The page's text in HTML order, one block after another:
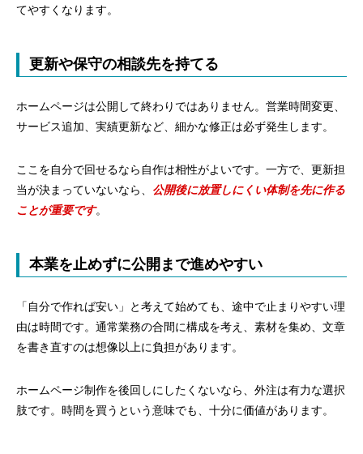
てやすくなります。
更新や保守の相談先を持てる
ホームページは公開して終わりではありません。営業時間変更、
サービス追加、実績更新など、細かな修正は必ず発生します。
ここを自分で回せるなら自作は相性がよいです。一方で、更新担
当が決まっていないなら、 公開後に放置しにくい体制を先に作る
ことが重要です。
本業を止めずに公開まで進めやすい
「自分で作れば安い」と考えて始めても、途中で止まりやすい理
由は時間です。通常業務の合間に構成を考え、素材を集め、文章
を書き直すのは想像以上に負担があります。
ホームページ制作を後回しにしたくないなら、外注は有力な選択
肢です。時間を買うという意味でも、十分に価値があります。
自作は始めやすいが学習と制作時間がかかる
外注のメリットは見た目より運用のしやすさに出る
更新や保守の相談先を持てる
本業を止めずに公開まで進めやすい
自作が向くのは小規模で自分で回せる場合
外注が向くのは信頼性と導線が必要な場合
迷ったら公開後を誰が回すかで決める
自作は安く見えても時間コストがのる